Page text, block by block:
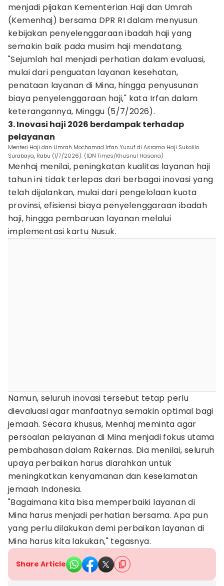
menjadi pijakan Kementerian Haji dan Umrah
(Kemenhaj) bersama DPR RI dalam menyusun
kebijakan penyelenggaraan ibadah haji yang
semakin baik pada musim haji mendatang.
"Sejumlah hal menjadi perhatian dalam evaluasi,
mulai dari penguatan layanan kesehatan,
penataan layanan di Mina, hingga penyusunan
biaya penyelenggaraan haji," kata Irfan dalam
keterangannya, Minggu (5/7/2026).
3. Inovasi haji 2026 berdampak terhadap
pelayanan
Menteri Haji dan Umrah Mochamad Irfan Yusuf di Asrama Haji Sukolilo
Surabaya, Rabu (1/7/2026). (IDN Times/Khusnul Hasana)
Menhaj menilai, peningkatan kualitas layanan haji
tahun ini tidak terlepas dari berbagai inovasi yang
telah dijalankan, mulai dari pengelolaan kuota
provinsi, efisiensi biaya penyelenggaraan ibadah
haji, hingga pembaruan layanan melalui
implementasi kartu Nusuk.
Namun, seluruh inovasi tersebut tetap perlu
dievaluasi agar manfaatnya semakin optimal bagi
jemaah. Secara khusus, Menhaj meminta agar
persoalan pelayanan di Mina menjadi fokus utama
pembahasan dalam Rakernas. Dia menilai, seluruh
upaya perbaikan harus diarahkan untuk
meningkatkan kenyamanan dan keselamatan
jemaah Indonesia.
"Bagaimana kita bisa memperbaiki layanan di
Mina harus menjadi perhatian bersama. Apa pun
yang perlu dilakukan demi perbaikan layanan di
Mina harus kita lakukan," tegasnya.
Share Article